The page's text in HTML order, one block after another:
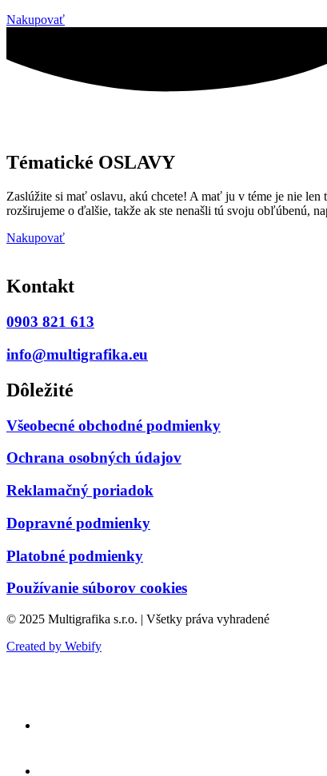
Nakupovať
Tématické OSLAVY
Zaslúžite si mať oslavu, akú chcete! A mať ju v téme je nie
rozširujeme o ďalšie, takže ak ste nenašli tú svoju obľúbenú,
Nakupovať
Kontakt
0903 821 613
info@multigrafika.eu
Dôležité
Všeobecné obchodné podmienky
Ochrana osobných údajov
Reklamačný poriadok
Dopravné podmienky
Platobné podmienky
Používanie súborov cookies
© 2025 Multigrafika s.r.o. | Všetky práva vyhradené
Created by Webify